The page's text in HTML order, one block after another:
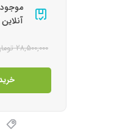
موجود
آنلاین
28,500,000